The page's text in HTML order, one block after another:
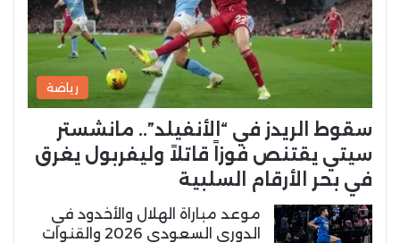
رياضة
سقوط الريدز في “الأنفيلد”.. مانشستر
سيتي يقتنص فوزاً قاتلاً وليفربول يغرق
في بحر الأرقام السلبية
موعد مباراة الهلال والأخدود في
الدوري السعودي 2026 والقنوات